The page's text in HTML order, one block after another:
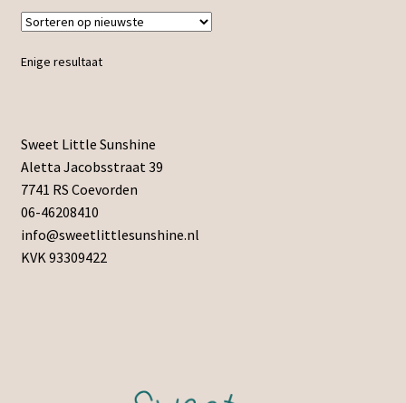
Enige resultaat
Sweet Little Sunshine
Aletta Jacobsstraat 39
7741 RS Coevorden
06-46208410
info@sweetlittlesunshine.nl
KVK 93309422